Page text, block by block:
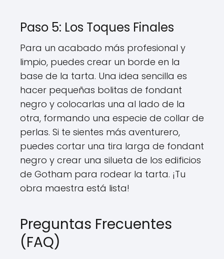
Paso 5: Los Toques Finales
Para un acabado más profesional y
limpio, puedes crear un borde en la
base de la tarta. Una idea sencilla es
hacer pequeñas bolitas de fondant
negro y colocarlas una al lado de la
otra, formando una especie de collar de
perlas. Si te sientes más aventurero,
puedes cortar una tira larga de fondant
negro y crear una silueta de los edificios
de Gotham para rodear la tarta. ¡Tu
obra maestra está lista!
Preguntas Frecuentes
(FAQ)